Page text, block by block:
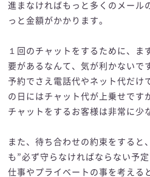
進まなければもっと多くのメール
っと金額がかかります。
１回のチャットをするために、ま
要があるなんて、気が利かないで
予約でさえ電話代やネット代だ
の日にはチャット代が上乗せです
チャットをするお客様は非常に少
また、待ち合わせの約束をすると
も”必ず守らなければならない予
仕事やプライベートの事を考える